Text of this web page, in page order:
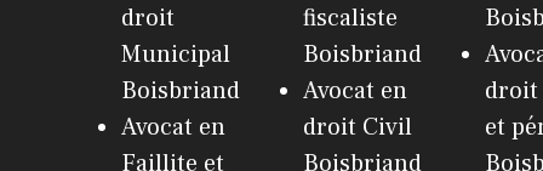
droit
Municipal
Boisbriand
Avocat en
Faillite et
fiscaliste
Boisbriand
Avocat en
droit Civil
Boisbriand
et